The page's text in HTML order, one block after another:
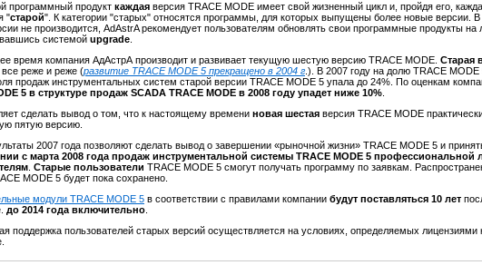
программный продукт каждая версия TRACE MODE имеет свой жизненный цикл и, пройдя его,
"старой". К категории "старых" относятся программы, для которых выпущены более новые версии. В
не производится, AdAstrA рекомендует пользователям обновлять свои программные продукты на
системой upgrade
время компания АдАстрА производит и развивает текущую шестую версию TRACE MODE. Старая
все реже и реже (развитие TRACE MODE 5 прекращено в 2004 г.). В 2007 году на долю TRACE
продаж инструментальных систем старой версии TRACE MODE 5 упала до 24%. По оценкам
5 в структуре продаж SCADA TRACE MODE в 2008 году упадет ниже 10%
сделать вывод о том, что к настоящему времени новая шестая версия TRACE MODE
пятую версию.
2007 года позволяют сделать вывод о завершении «рыночной жизни» TRACE MODE 5 и
с марта 2008 года продаж инструментальной системы TRACE MODE 5
Старые пользователи TRACE MODE 5 смогут получать программу по заявкам.
MODE 5 будет пока сохранено.
модули TRACE MODE 5 в соответствии с правилами компании будут поставляться 10 лет
до 2014 года включительно
поддержка пользователей старых версий осуществляется на условиях, определяемых